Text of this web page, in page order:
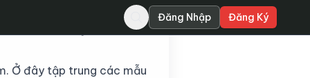
Đăng Nhập Đăng Ký
thứ 2 của Toyota Vios.
Ở đây tập trung các mẫu